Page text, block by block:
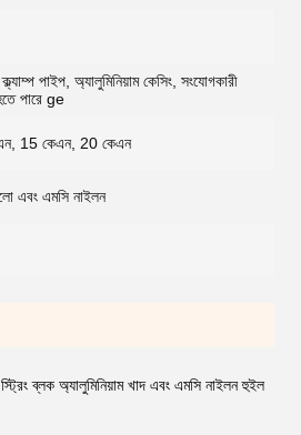
পাইপ, অ্যালুমিনিয়াম কেসিং, সংযোগকারী
পারে ge
15 কেএন, 20 কেএন
এবং এমসি নাইলন
ব্লক অ্যালুমিনিয়াম খাদ এবং এমসি নাইলন হুইল